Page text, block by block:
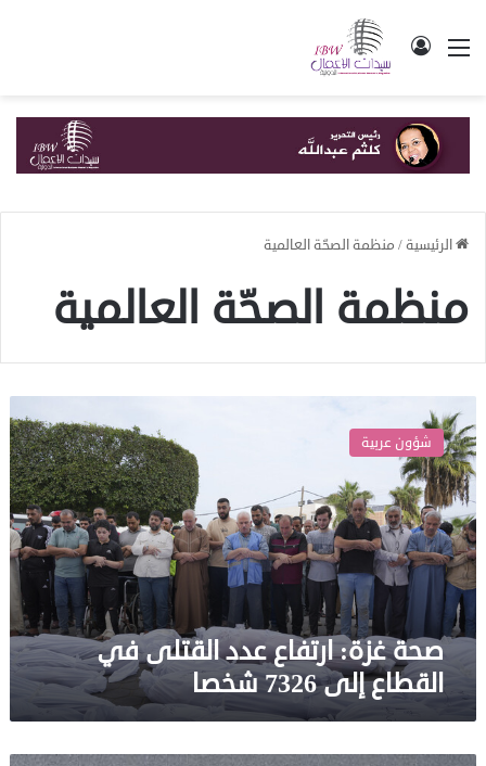
القائمة تسجيل الدخول
الرئيسية/ منظمة الصحّة العالمية
منظمة الصحّة العالمية
غزة:
ارتفاع
عدد
القتلى
في
القطاع
إلى
7326
شخصا
شؤون عربية
صحة غزة: ارتفاع عدد القتلى في
القطاع إلى 7326 شخصا